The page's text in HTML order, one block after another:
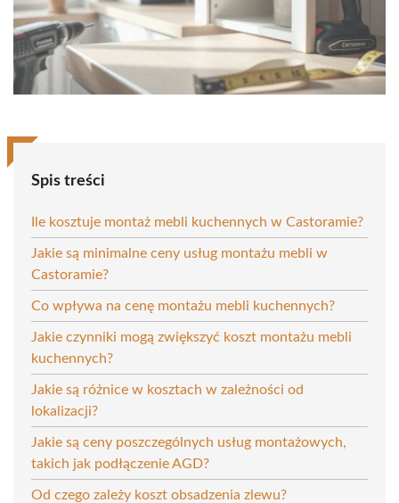
Spis treści
Ile kosztuje montaż mebli kuchennych w Castoramie?
Jakie są minimalne ceny usług montażu mebli w
Castoramie?
Co wpływa na cenę montażu mebli kuchennych?
Jakie czynniki mogą zwiększyć koszt montażu mebli
kuchennych?
Jakie są różnice w kosztach w zależności od
lokalizacji?
Jakie są ceny poszczególnych usług montażowych,
takich jak podłączenie AGD?
Od czego zależy koszt obsadzenia zlewu?